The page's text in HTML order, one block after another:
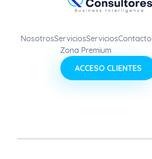
NosotrosServiciosServiciosContacto
Zona Premium
ACCESO CLIENTES